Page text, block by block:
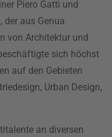
Piero Gatti und
der aus Genua
von Architektur und
sich höchst
auf den Gebieten
Urban Design,
an diversen